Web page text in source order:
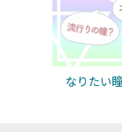
なりたい